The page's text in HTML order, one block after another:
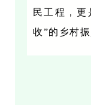
民工程，更
收”的乡村振